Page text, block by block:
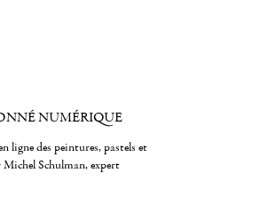
NUMÉRIQUE
ligne des peintures, pastels et
Michel Schulman, expert